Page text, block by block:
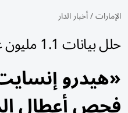
الإمارات/أخبار الدار
حلل بيانات 1.1 مليون عداد ذكي كل ربع ساعة
«هيدرو